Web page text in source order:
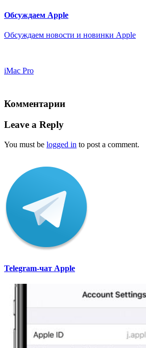
Обсуждаем Apple
Обсуждаем новости и новинки Apple
iMac Pro
Комментарии
Leave a Reply
You must be logged in to post a comment.
Telegram-чат Apple